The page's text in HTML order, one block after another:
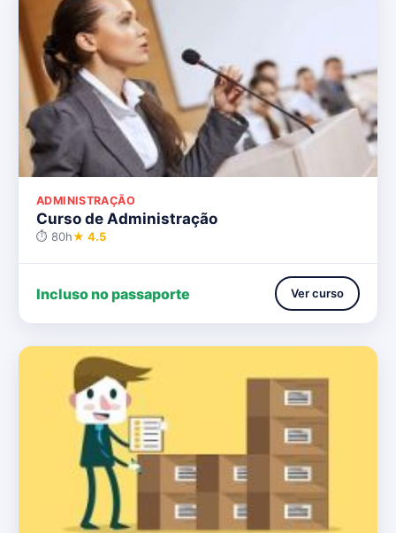
ADMINISTRAÇÃO
Curso de Administração
⏱ 80h★ 4.5
Incluso no passaporte Ver curso